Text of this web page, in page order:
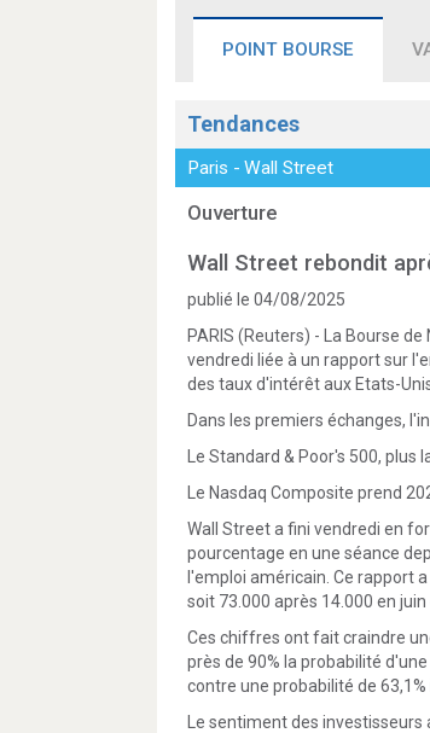
POINT BOURSE
Tendances
Paris - Wall Street
Ouverture
Wall Street rebondit
publié le 04/08/2025
PARIS (Reuters) - La Bourse
vendredi liée à un rapport sur
des taux d'intérêt aux Etats-
Dans les premiers échanges,
Le Standard & Poor's 500, plus
Le Nasdaq Composite prend
Wall Street a fini vendredi en
pourcentage en une séance
l'emploi américain. Ce rapport
soit 73.000 après 14.000 en
Ces chiffres ont fait craindre
près de 90% la probabilité
contre une probabilité de 63,1%
Le sentiment des